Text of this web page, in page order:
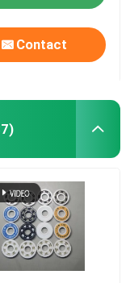
silicium
Contact